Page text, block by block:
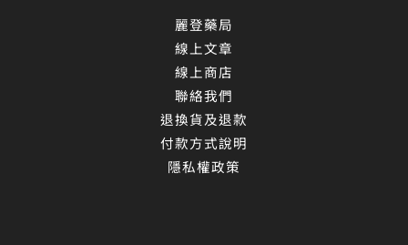
麗登藥局
線上文章
線上商店
聯絡我們
退換貨及退款
付款方式說明
隱私權政策